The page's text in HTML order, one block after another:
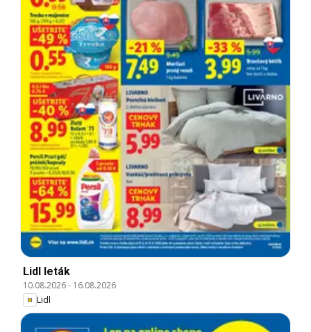
Lidl leták
10.08.2026- 16.08.2026
Lidl